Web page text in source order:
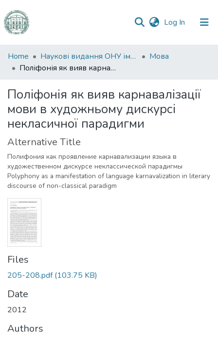
Log In (current)
Communities
&
All of DSpace
Statistics
Home Наукові видання ОНУ імені І. І. Мечникова
Мова
Поліфонія як вияв карнавалізації мови в художньому дискурсі некласичної парадигми
Поліфонія як вияв карнавалізації
мови в художньому дискурсі
некласичної парадигми
Alternative Title
Полифония как проявление карнавализации языка в
художественном дискурсе неклассической парадигмы
Polyphony as a manifestation of language karnavalization in literary
discourse of non-classical paradigm
Files
205-208.pdf(103.75 KB)
Date
2012
Authors